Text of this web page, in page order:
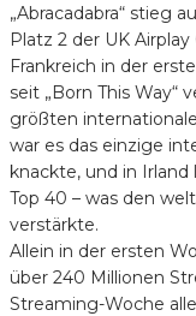
„Abracadabra“ stieg
Platz 2 der UK
Frankreich in der
seit „Born This Way“
größten
war es das einzige
knackte, und in Irland
Top 40 – was den
verstärkte.
Allein in der ersten
über 240 Millionen
Streaming-Woche